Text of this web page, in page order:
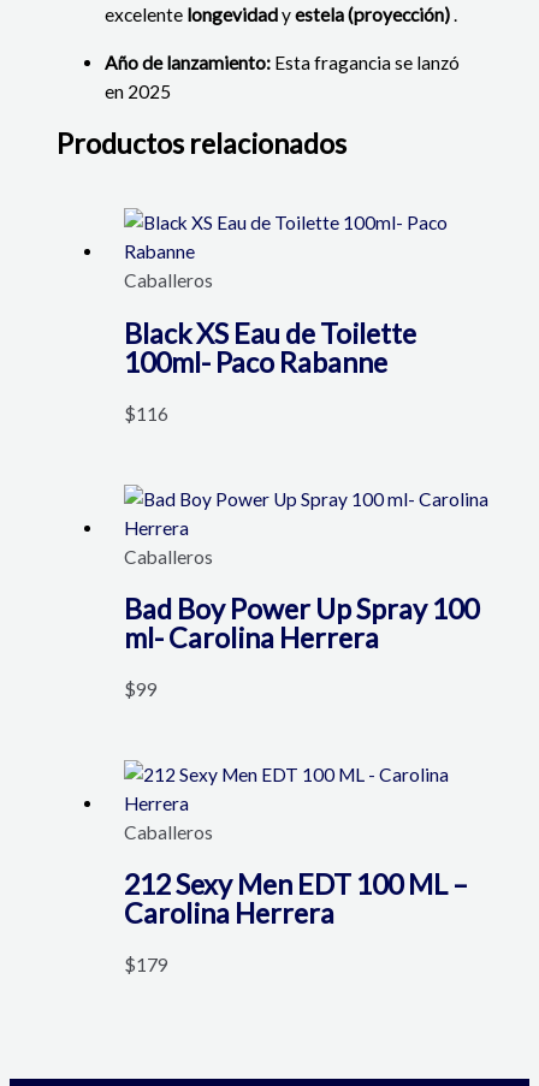
excelente longevidadyestela (proyección).
Año de lanzamiento: Esta fragancia se lanzó
en 2025
Productos relacionados
Caballeros
Black XS Eau de Toilette
100ml- Paco Rabanne
$116
Caballeros
Bad Boy Power Up Spray 100
ml- Carolina Herrera
$99
Caballeros
212 Sexy Men EDT 100 ML –
Carolina Herrera
$179